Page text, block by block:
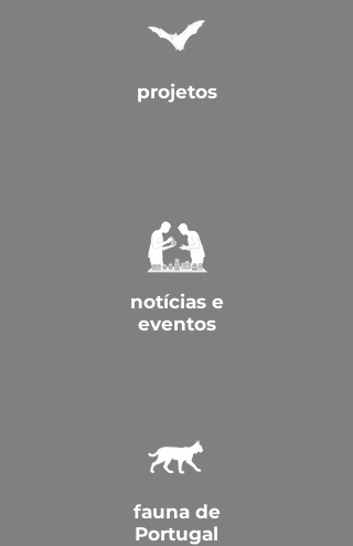
projetos
notícias e
eventos
fauna de
Portugal